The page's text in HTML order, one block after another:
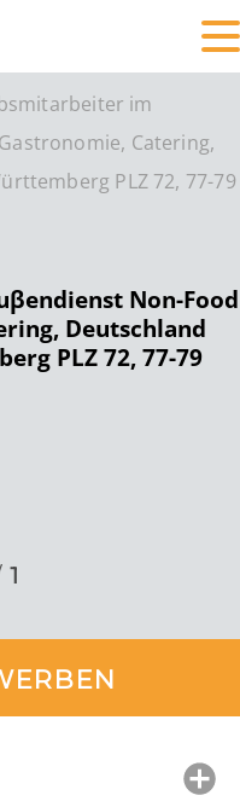
im
Catering,
PLZ 72, 77-79
Non-Food
Deutschland
PLZ 72, 77-79
1